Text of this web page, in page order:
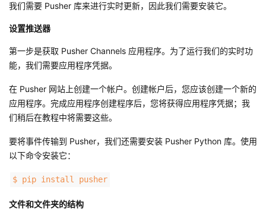
验
收
议
我们需要 Pusher 库来进行实时更新，因此我们需要安装它。
设置推送器
第一步是获取 Pusher Channels 应用程序。为了运行我们的实时功
能，我们需要应用程序凭据。
在 Pusher 网站上创建一个帐户。创建帐户后，您应该创建一个新的
应用程序。完成应用程序创建程序后，您将获得应用程序凭据；我
们稍后在教程中将需要这些。
要将事件传输到 Pusher，我们还需要安装 Pusher Python 库。使用
以下命令安装它：
$ pip install pusher
文件和文件夹的结构